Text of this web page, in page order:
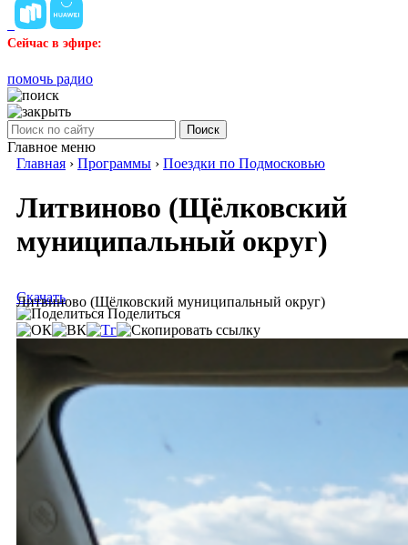
Сейчас в эфире:
помочь радио
Поиск
Главное меню
Главная › Программы › Поездки по Подмосковью
Литвиново (Щёлковский
муниципальный округ)
Литвиново (Щёлковский муниципальный округ)
Скачать
Поделиться